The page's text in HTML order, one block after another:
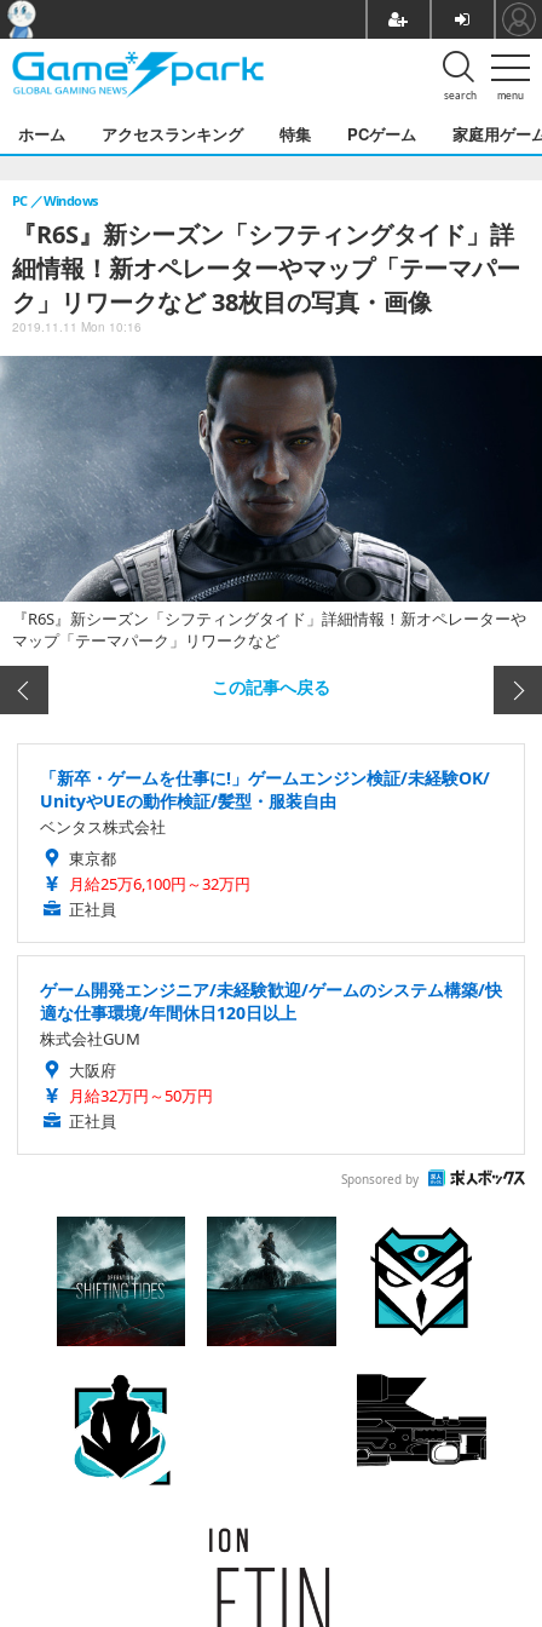
menu
search
ホーム アクセスランキング 特集 PCゲーム 家庭用ゲー
『R6S』新シーズン「シフティングタイド」詳
細情報！新オペレーターやマップ「テーマパー
ク」リワークなど 38枚目の写真・画像
PC Windows
2019.11.11 Mon 10:16
『R6S』新シーズン「シフティングタイド」詳細情報！新オペレーターや
マップ「テーマパーク」リワークなど
この記事へ戻る
「新卒・ゲームを仕事に!」ゲームエンジン検証/未経験OK/
UnityやUEの動作検証/髪型・服装自由
ベンタス株式会社
東京都
月給25万6,100円～32万円
正社員
ゲーム開発エンジニア/未経験歓迎/ゲームのシステム構築/快
適な仕事環境/年間休日120日以上
株式会社GUM
大阪府
月給32万円～50万円
正社員
Sponsored by